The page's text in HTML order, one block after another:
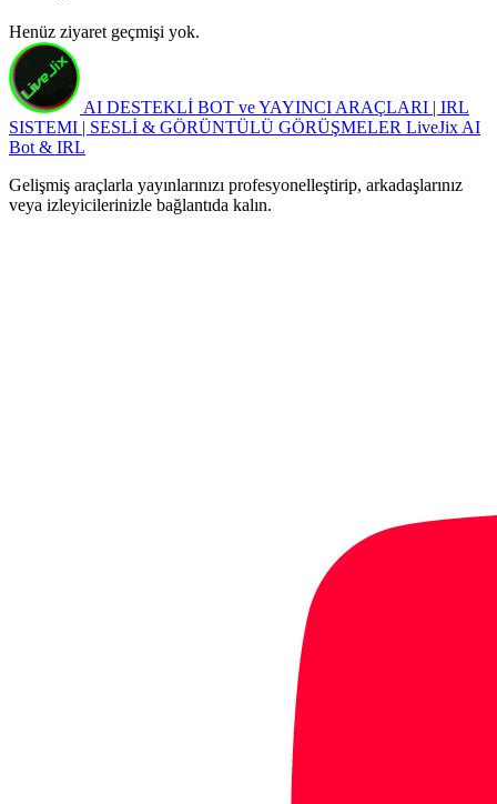
Henüz ziyaret geçmişi yok.
AI DESTEKLİ BOT ve YAYINCI ARAÇLARI | IRL
SISTEMI | SESLİ & GÖRÜNTÜLÜ GÖRÜŞMELER LiveJix AI
Bot & IRL
Gelişmiş araçlarla yayınlarınızı profesyonelleştirip, arkadaşlarınız
veya izleyicilerinizle bağlantıda kalın.